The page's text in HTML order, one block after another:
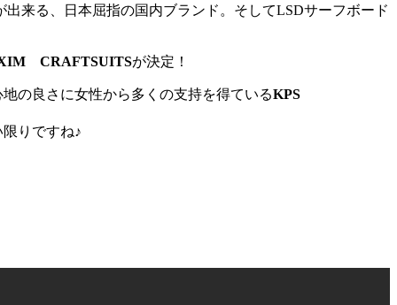
来る、日本屈指の国内ブランド。そしてLSDサーフボード
CRAFTSUITSが決定！
の良さに女性から多くの支持を得ているKPS
りですね♪